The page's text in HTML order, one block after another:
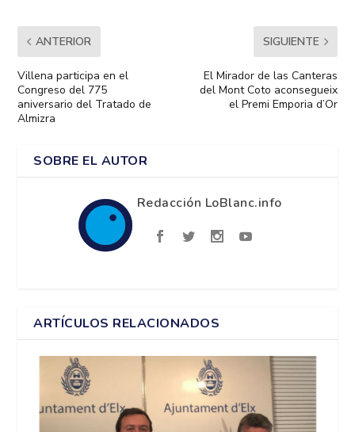
ANTERIOR
Villena participa en el
Congreso del 775
aniversario del Tratado de
Almizra
SIGUIENTE
El Mirador de las Canteras
del Mont Coto aconsegueix
el Premi Emporia d’Or
SOBRE EL AUTOR
Redacción LoBlanc.info
ARTÍCULOS RELACIONADOS